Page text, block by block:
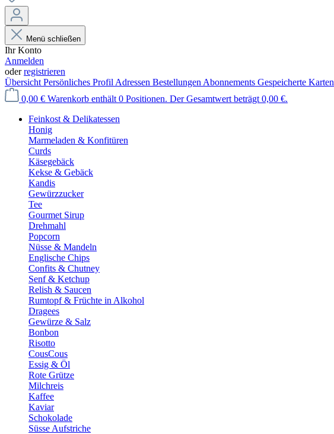
Menü schließen
Ihr Konto
Anmelden
oderregistrieren
Übersicht Persönliches Profil Adressen Bestellungen Abonnements Gespeicherte Karten
0,00 € Warenkorb enthält 0 Positionen. Der Gesamtwert beträgt 0,00 €.
Feinkost & Delikatessen
Honig
Marmeladen & Konfitüren
Curds
Käsegebäck
Kekse & Gebäck
Kandis
Gewürzzucker
Tee
Gourmet Sirup
Drehmahl
Popcorn
Nüsse & Mandeln
Englische Chips
Confits & Chutney
Senf & Ketchup
Relish & Saucen
Rumtopf & Früchte in Alkohol
Dragees
Gewürze & Salz
Bonbon
Risotto
CousCous
Essig & Öl
Rote Grütze
Milchreis
Kaffee
Kaviar
Schokolade
Süsse Aufstriche